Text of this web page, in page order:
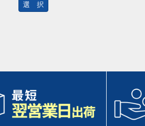
選 択